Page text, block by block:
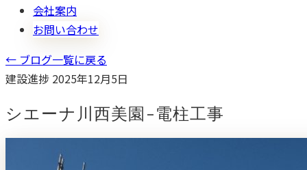
会社案内
お問い合わせ
← ブログ一覧に戻る
建設進捗 2025年12月5日
シエーナ川西美園-電柱工事